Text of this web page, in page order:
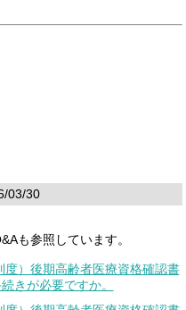
03/30
も参照しています。
）後期高齢者医療資格確認書
きが必要ですか。